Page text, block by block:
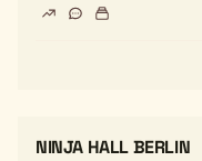
NINJA HALL BERLIN